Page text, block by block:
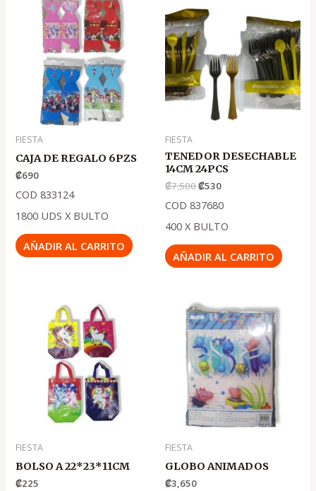
FIESTA
CAJA DE REGALO 6PZS
₡690
COD 833124
1800 UDS X BULTO
AÑADIR AL CARRITO
FIESTA
TENEDOR DESECHABLE
14CM 24PCS
₡7,500
precio
original
era:
.
₡7,500
₡530
actual
₡530
COD 837680
400 X BULTO
AÑADIR AL CARRITO
FIESTA
BOLSO A 22*23*11CM
₡225
FIESTA
GLOBO ANIMADOS
₡3,650